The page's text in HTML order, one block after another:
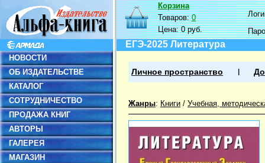
НОВОСТИ
ОБ ИЗДАТЕЛЬСТВЕ
КАТАЛОГ
СОТРУДНИЧЕСТВО
ПРОДАЖА КНИГ
АВТОРЫ
ГАЛЕРЕЯ
МАГАЗИН
Корзина
Товаров:0
Цена:0 руб.
ЕГЭ-2025 Литература
Личное пространство
Жанры: Книги / Учебная,